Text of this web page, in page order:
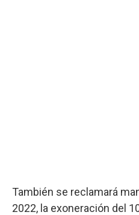
También se reclamará
2022, la exoneración del